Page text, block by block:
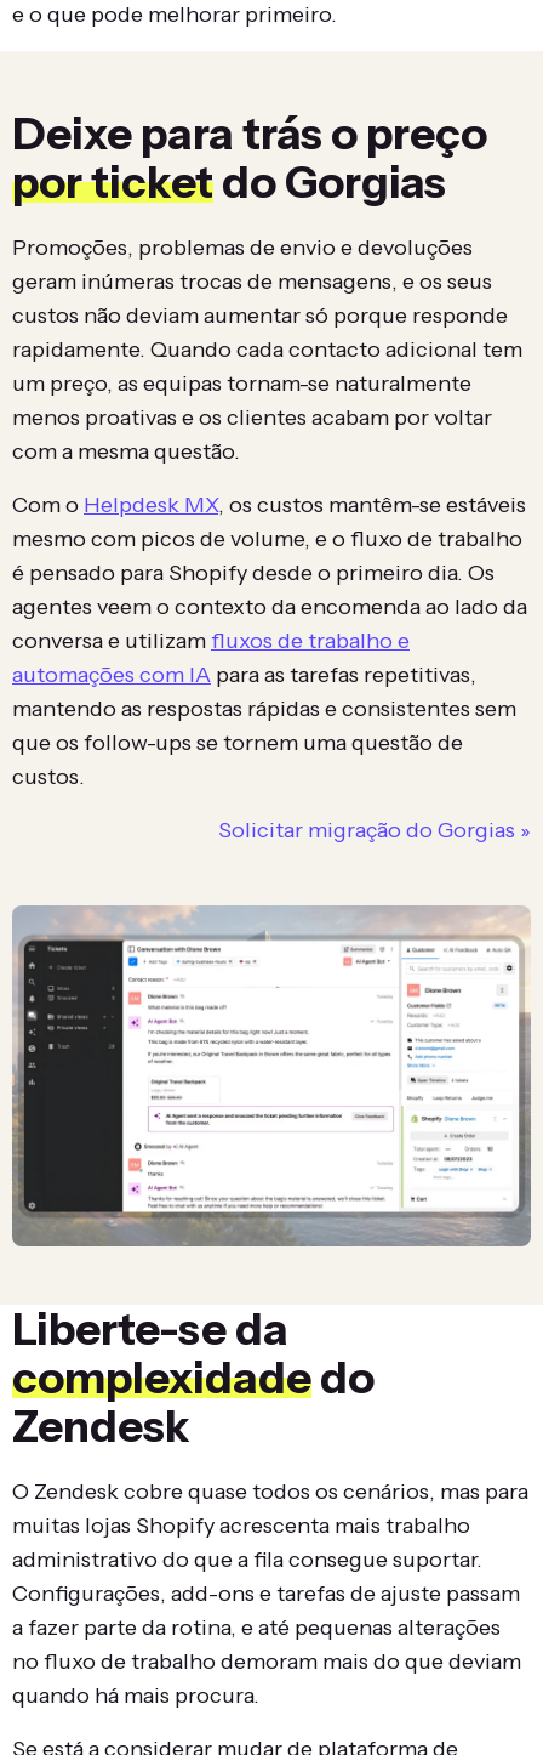
e o que pode melhorar primeiro.
Deixe para trás o preço
por ticketdo Gorgias
Promoções, problemas de envio e devoluções
geram inúmeras trocas de mensagens, e os seus
custos não deviam aumentar só porque responde
rapidamente. Quando cada contacto adicional tem
um preço, as equipas tornam-se naturalmente
menos proativas e os clientes acabam por voltar
com a mesma questão.
Com o Helpdesk MX, os custos mantêm-se estáveis
mesmo com picos de volume, e o fluxo de trabalho
é pensado para Shopify desde o primeiro dia. Os
agentes veem o contexto da encomenda ao lado da
conversa e utilizamfluxos de trabalho e
automações com IA para as tarefas repetitivas,
mantendo as respostas rápidas e consistentes sem
que os follow-ups se tornem uma questão de
custos.
Solicitar migração do Gorgias »
Liberte-se da
complexidadedo
Zendesk
O Zendesk cobre quase todos os cenários, mas para
muitas lojas Shopify acrescenta mais trabalho
administrativo do que a fila consegue suportar.
Configurações, add-ons e tarefas de ajuste passam
a fazer parte da rotina, e até pequenas alterações
no fluxo de trabalho demoram mais do que deviam
quando há mais procura.
Se está a considerar mudar de plataforma de